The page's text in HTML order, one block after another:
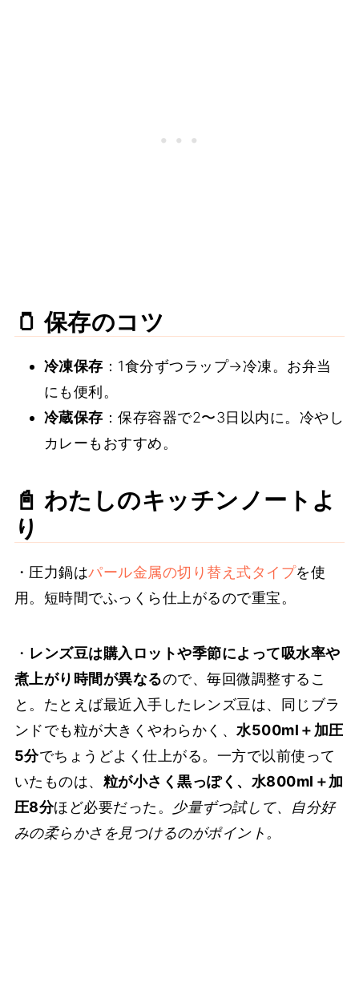
🫙 保存のコツ
冷凍保存 ：1食分ずつラップ→冷凍。お弁当
にも便利。
冷蔵保存 ：保存容器で2〜3日以内に。冷やし
カレーもおすすめ。
📓 わたしのキッチンノートよ
り
・圧力鍋はパール金属の切り替え式タイプを使
用。短時間でふっくら仕上がるので重宝。
・ レンズ豆は購入ロットや季節によって吸水率や
煮上がり時間が異なるので、毎回微調整するこ
と。たとえば最近入手したレンズ豆は、同じブラ
ンドでも粒が大きくやわらかく、水500ml＋加圧
5分でちょうどよく仕上がる。一方で以前使って
いたものは、 粒が小さく黒っぽく、水800ml＋加
圧8分ほど必要だった。 少量ずつ試して、自分好
みの柔らかさを見つけるのがポイント。